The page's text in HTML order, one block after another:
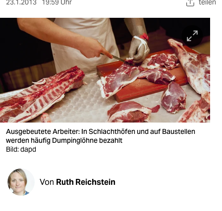
sport
berlin
wahrheit
verlag
verlag
veranstaltungen
shop
fragen & hilfe
unterstützen
23.1.2013 19:59 Uhr teilen
Ausgebeutete Arbeiter: In Schlachthöfen und auf Baustellen
werden häufig Dumpinglöhne bezahlt
Bild: dapd
Von Ruth Reichstein